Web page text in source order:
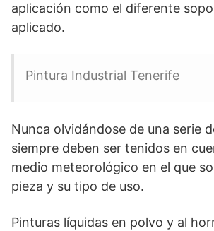
aplicación como el diferente
aplicado.
Pintura Industrial Tenerife
Nunca olvidándose de una serie
siempre deben ser tenidos en
medio meteorológico en el que
pieza y su tipo de uso.
Pinturas líquidas en polvo y al